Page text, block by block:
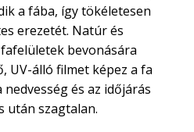
a fába, így tökéletesen
erezetét. Natúr és
bevonására
UV-álló filmet képez a fa
és az időjárás
után szagtalan.